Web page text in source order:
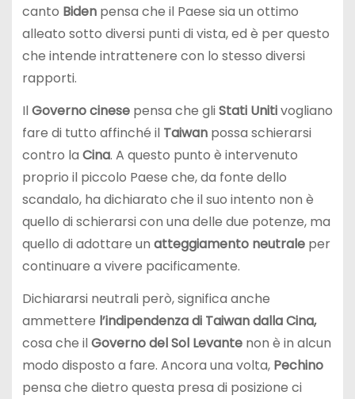
canto Bidenpensa che il Paese sia un ottimo
alleato sotto diversi punti di vista, ed è per questo
che intende intrattenere con lo stesso diversi
rapporti.
IlGoverno cinesepensa che gliStati Unitivogliano
fare di tutto affinché il Taiwanpossa schierarsi
contro la Cina. A questo punto è intervenuto
proprio il piccolo Paese che, da fonte dello
scandalo, ha dichiarato che il suo intento non è
quello di schierarsi con una delle due potenze, ma
quello di adottare un atteggiamento neutraleper
continuare a vivere pacificamente.
Dichiararsi neutrali però, significa anche
ammettere l’indipendenza di Taiwan dalla Cina,
cosa che ilGoverno del Sol Levantenon è in alcun
modo disposto a fare. Ancora una volta, Pechino
pensa che dietro questa presa di posizione ci